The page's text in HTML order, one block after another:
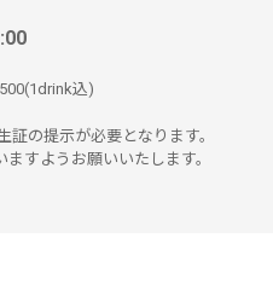
込)
証の提示が必要となります。
すようお願いいたします。